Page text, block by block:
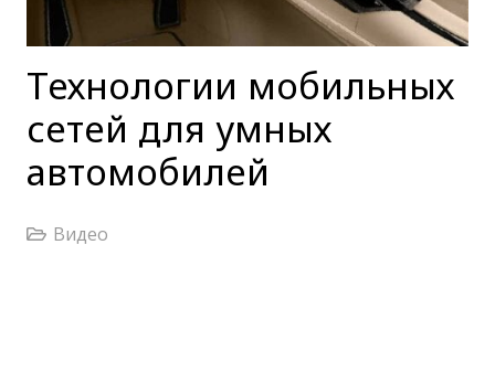
Технологии мобильных
сетей для умных
автомобилей
Видео